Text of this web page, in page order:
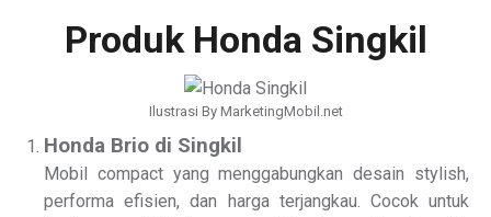
Produk Honda Singkil
Ilustrasi By MarketingMobil.net
Honda Brio di Singkil
Mobil compact yang menggabungkan desain stylish,
performa efisien, dan harga terjangkau. Cocok untuk